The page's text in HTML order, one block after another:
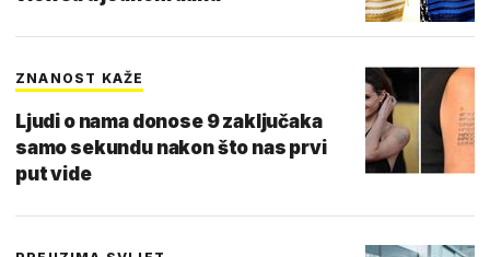
ZNANOST KAŽE
Ljudi o nama donose 9 zaključaka
samo sekundu nakon što nas prvi
put vide